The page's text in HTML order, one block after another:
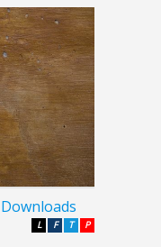
Downloads
P
T
F
L